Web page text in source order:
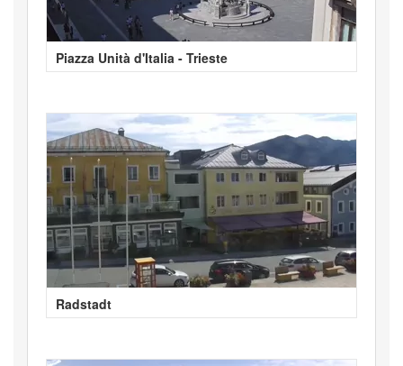
Piazza Unità d'Italia - Trieste
Radstadt